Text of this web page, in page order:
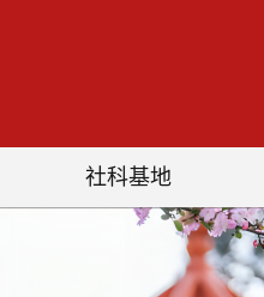
社科基地